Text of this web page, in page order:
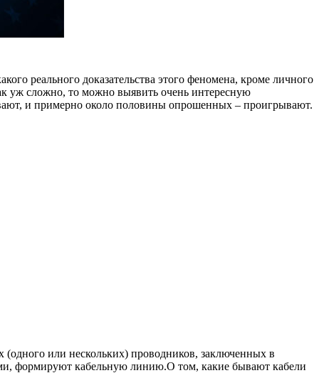
реального доказательства этого феномена, кроме личного
уж сложно, то можно выявить очень интересную
и примерно около половины опрошенных – проигрывают.
(одного или нескольких) проводников, заключенных в
формируют кабельную линию.О том, какие бывают кабели